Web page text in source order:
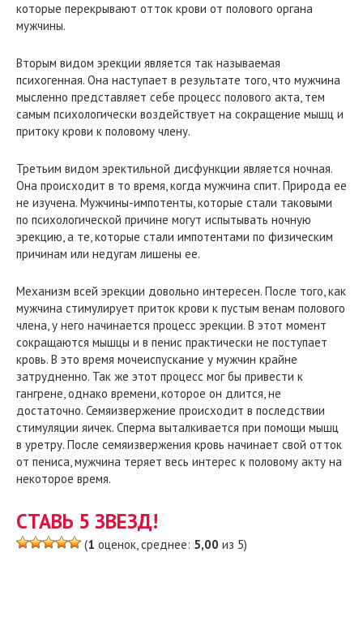
которые перекрывают отток крови от полового органа
мужчины.
Вторым видом эрекции является так называемая
психогенная. Она наступает в результате того, что мужчина
мысленно представляет себе процесс полового акта, тем
самым психологически воздействует на сокращение мышц и
притоку крови к половому члену.
Третьим видом эректильной дисфункции является ночная.
Она происходит в то время, когда мужчина спит. Природа ее
не изучена. Мужчины-импотенты, которые стали таковыми
по психологической причине могут испытывать ночную
эрекцию, а те, которые стали импотентами по физическим
причинам или недугам лишены ее.
Механизм всей эрекции довольно интересен. После того, как
мужчина стимулирует приток крови к пустым венам полового
члена, у него начинается процесс эрекции. В этот момент
сокращаются мышцы и в пенис практически не поступает
кровь. В это время мочеиспускание у мужчин крайне
затрудненно. Так же этот процесс мог бы привести к
гангрене, однако времени, которое он длится, не
достаточно. Семяизвержение происходит в последствии
стимуляции яичек. Сперма выталкивается при помощи мышц
в уретру. После семяизвержения кровь начинает свой отток
от пениса, мужчина теряет весь интерес к половому акту на
некоторое время.
СТАВЬ 5 ЗВЕЗД!
(1 оценок, среднее: 5,00 из 5)